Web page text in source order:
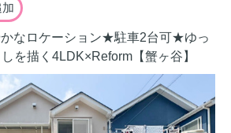
なロケーション★駐車2台可★ゆっ
を描く4LDK×Reform【蟹ヶ谷】